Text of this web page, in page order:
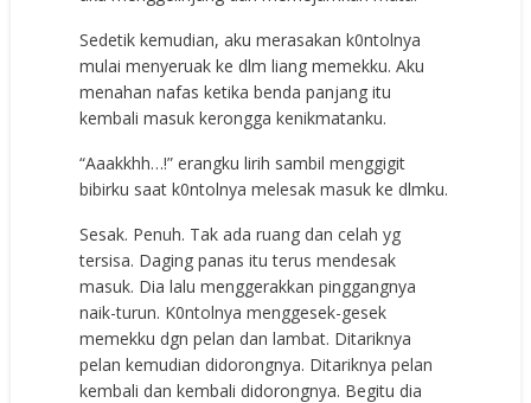
Sedetik kemudian, aku merasakan k0ntolnya
mulai menyeruak ke dlm liang memekku. Aku
menahan nafas ketika benda panjang itu
kembali masuk kerongga kenikmatanku.
“Aaakkhh…!” erangku lirih sambil menggigit
bibirku saat k0ntolnya melesak masuk ke dlmku.
Sesak. Penuh. Tak ada ruang dan celah yg
tersisa. Daging panas itu terus mendesak
masuk. Dia lalu menggerakkan pinggangnya
naik-turun. K0ntolnya menggesek-gesek
memekku dgn pelan dan lambat. Ditariknya
pelan kemudian didorongnya. Ditariknya pelan
kembali dan kembali didorongnya. Begitu dia